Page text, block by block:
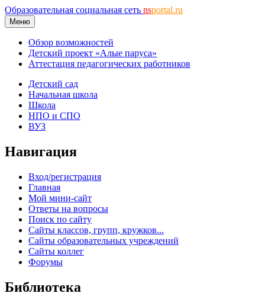
Образовательная социальная сеть nsportal.ru
Меню
Обзор возможностей
Детский проект «Алые паруса»
Аттестация педагогических работников
Детский сад
Начальная школа
Школа
НПО и СПО
ВУЗ
Навигация
Вход/регистрация
Главная
Мой мини-сайт
Ответы на вопросы
Поиск по сайту
Сайты классов, групп, кружков...
Сайты образовательных учреждений
Сайты коллег
Форумы
Библиотека